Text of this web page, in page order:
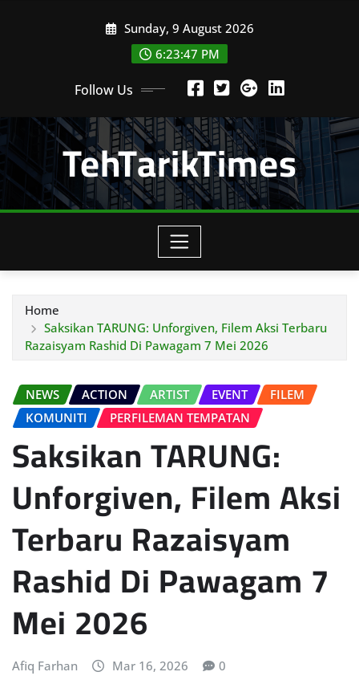
Sunday, 9 August 2026
6:23:48 PM
Follow Us
TehTarikTimes
Home
Saksikan TARUNG: Unforgiven, Filem Aksi Terbaru
Razaisyam Rashid Di Pawagam 7 Mei 2026
NEWS ACTION ARTIST EVENT
FILEM
KOMUNITI
PERFILEMAN TEMPATAN
Saksikan TARUNG:
Unforgiven, Filem Aksi
Terbaru Razaisyam
Rashid Di Pawagam 7
Mei 2026
Afiq Farhan Mar 16, 2026 0